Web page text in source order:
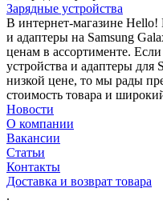
Зарядные устройства
В интернет-магазине Hello!
и адаптеры на Samsung
ценам в ассортименте.
устройства и адаптеры для
низкой цене, то мы рады
стоимость товара и
Новости
О компании
Вакансии
Статьи
Контакты
Доставка и возврат товара
.